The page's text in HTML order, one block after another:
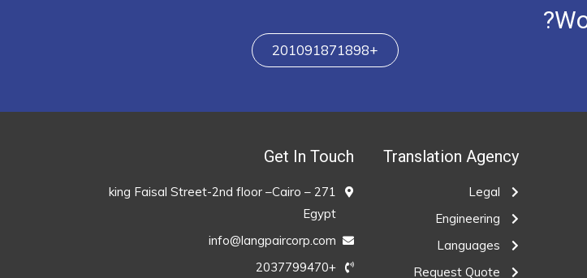
+201091871898
Translation Agency
Legal
Engineering
Languages
Request Quote
Get In Touch
271 king Faisal Street-2nd floor –Cairo –
Egypt
info@langpaircorp.com
+2037799470